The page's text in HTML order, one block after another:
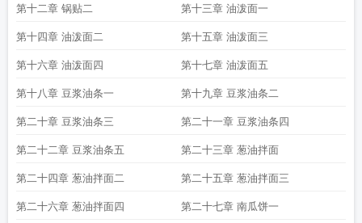
小饭堂百度
大理寺小饭堂免费阅读软件大理网红寺庙在哪
书大理寺小饭堂(美食)免费阅读 大理寺小饭堂好看吗大理寺小饭堂 笔趣阁
堂结局 大理寺小饭堂温玄策犯案原因 大理寺小饭堂大结局大理寺小饭堂结局怎
么样 大理寺小饭堂 漫漫步归 大理寺小饭堂免费全文阅读5200
线大理寺小饭堂全文免费阅读 大理寺小饭堂无弹窗阅读大理寺小饭堂在线阅读
寺小饭堂青山白白 大理寺小饭堂女主和男主什么时候在一起的
点中文网大理寺小饭堂女主父亲真相 大理寺小饭堂笔趣阁最新章节TXT
第十二章 锅贴二 第十三章 油泼面一
第十四章 油泼面二 第十五章 油泼面三
第十六章 油泼面四 第十七章 油泼面五
第十八章 豆浆油条一 第十九章 豆浆油条二
第二十章 豆浆油条三 第二十一章 豆浆油条四
第二十二章 豆浆油条五 第二十三章 葱油拌面
第二十四章 葱油拌面二 第二十五章 葱油拌面三
第二十六章 葱油拌面四 第二十七章 南瓜饼一